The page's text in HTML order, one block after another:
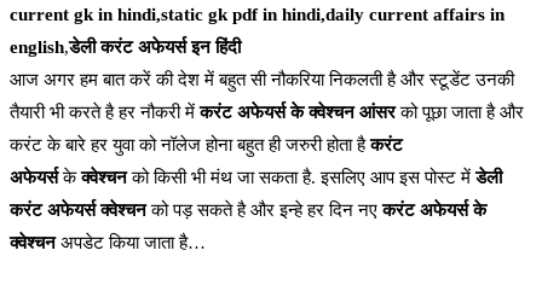
current gk in hindi,static gk pdf in hindi,daily current affairs in
english,डेली करंट अफेयर्स इन हिंदी
आज अगर हम बात करें की देश में बहुत सी नौकरिया निकलती है और स्टूडेंट उनकी
तैयारी भी करते है हर नौकरी मेंकरंट अफेयर्स के क्वेश्चन आंसरको पूछा जाता है और
करंट के बारे हर युवा को नॉलेज होना बहुत ही जरुरी होता हैकरंट
अफेयर्सकेक्वेश्चनको किसी भी मंथ जा सकता है. इसलिए आप इस पोस्ट मेंडेली
करंट अफेयर्स क्वेश्चनको पड़ सकते है और इन्हे हर दिन नएकरंट अफेयर्स के
क्वेश्चनअपडेट किया जाता है…